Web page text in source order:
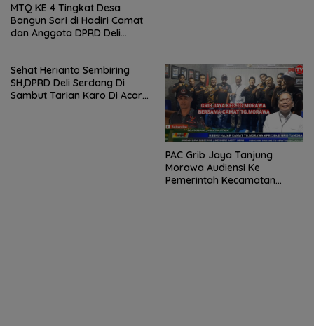
MTQ KE 4 Tingkat Desa
Bangun Sari di Hadiri Camat
dan Anggota DPRD Deli
Sehat Herianto Sembiring
SH,DPRD Deli Serdang Di
Sambut Tarian Karo Di Acara
PAC Grib Jaya Tanjung
Morawa Audiensi Ke
Pemerintah Kecamatan